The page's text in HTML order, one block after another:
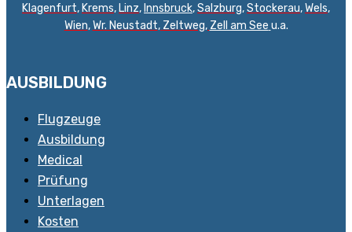
Klagenfurt, Krems, Linz, Innsbruck,Salzburg,Stockerau,Wels,
Wien,Wr. Neustadt, Zeltweg, Zell am See u.a.
AUSBILDUNG
Flugzeuge
Ausbildung
Medical
Prüfung
Unterlagen
Kosten